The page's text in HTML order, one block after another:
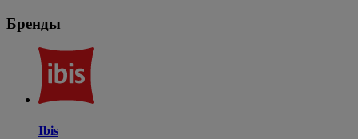
Бренды
Ibis